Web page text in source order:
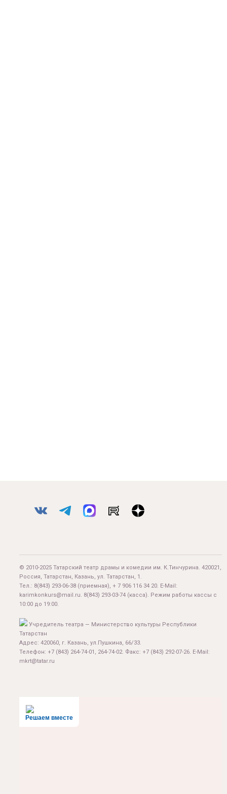
© 2010-2025 Татарский театр драмы и комедии им. К.Тинчурина. 420021,
Россия, Татарстан, Казань, ул. Татарстан, 1.
Тел.: 8(843) 293-06-38 (приемная), + 7 906 116 34 20. E-Mail:
karimkonkurs@mail.ru. 8(843) 293-03-74 (касса). Режим работы кассы с
10:00 до 19:00.
Учредитель театра — Министерство культуры Республики
Татарстан
Адрес: 420060, г. Казань, ул.Пушкина, 66/33.
Телефон: +7 (843) 264-74-01, 264-74-02. Факс: +7 (843) 292-07-26. E-Mail:
mkrt@tatar.ru
Решаем вместе